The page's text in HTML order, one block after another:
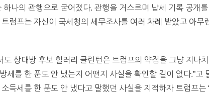
나의 관행으로 굳어졌다. 관행을 거스르며 납세 기록 공개
럼프는 자신이 국세청의 세무조사를 여러 차례 받았고 아무
상대방 후보 힐러리 클린턴은 트럼프의 약점을 그냥 지나
세를 한 푼도 안 냈는지 어떤지 사실을 확인할 길이 없다.”고
득세를 한 푼도 안 냈다고 말했던 사실을 지적하자 트럼프는